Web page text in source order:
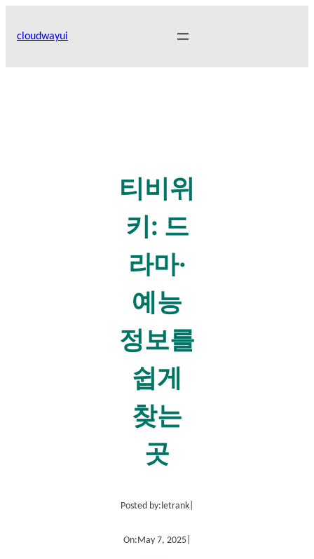
cloudwayui
티비위
키: 드
라마·
예능
정보를
쉽게
찾는
곳
Posted by:letrank
On:May 7, 2025